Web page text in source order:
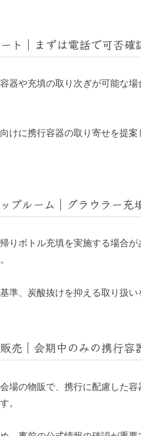
ト｜まずは電話で可否確
器や充填の取り次ぎが可能な
けに携行容器の取り寄せを提
プルーム｜グラウラー充
りボトル充填を実施する場合
準、炭酸抜けを抑える取り扱い
売｜会期中のみの携行容
場の物販で、携行に配慮した
。